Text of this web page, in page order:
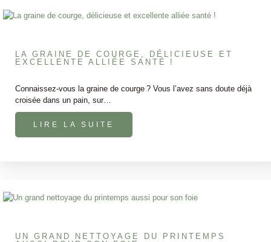
LA GRAINE DE COURGE, DÉLICIEUSE ET
EXCELLENTE ALLIÉE SANTÉ !
Connaissez-vous la graine de courge ? Vous l’avez sans doute déjà
croisée dans un pain, sur…
LIRE LA SUITE
UN GRAND NETTOYAGE DU PRINTEMPS